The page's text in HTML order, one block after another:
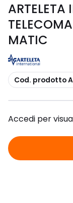
MATIC
copia
Cod. prodotto
Accedi per